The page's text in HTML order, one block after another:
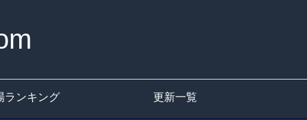
ランキング 更新一覧